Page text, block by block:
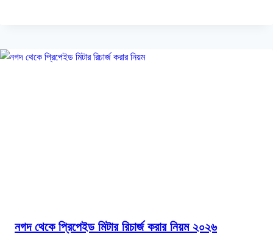
নগদ থেকে প্রিপেইড মিটার রিচার্জ করার নিয়ম ২০২৬